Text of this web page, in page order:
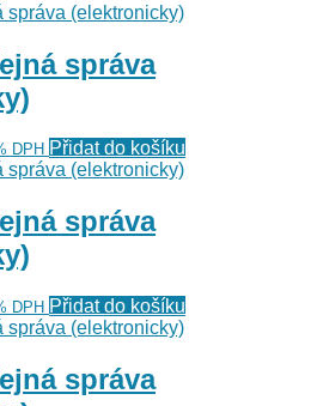
správa
DPH Přidat do košíku
správa
DPH Přidat do košíku
správa